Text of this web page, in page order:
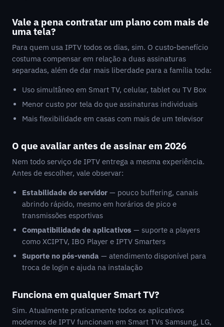
Vale a pena contratar um plano com mais de
uma tela?
Para quem usa IPTV todos os dias, sim. O custo-benefício
costuma compensar em relação a duas assinaturas
separadas, além de dar mais liberdade para a família toda:
Uso simultâneo em Smart TV, celular, tablet ou TV Box
Menor custo por tela do que assinaturas individuais
Mais flexibilidade em casas com mais de um televisor
O que avaliar antes de assinar em 2026
Nem todo serviço de IPTV entrega a mesma experiência.
Antes de escolher, vale observar:
Estabilidade do servidor — pouco buffering, canais
abrindo rápido, mesmo em horários de pico e
transmissões esportivas
Compatibilidade de aplicativos — suporte a players
como XCIPTV, IBO Player e IPTV Smarters
Suporte no pós-venda — atendimento disponível para
troca de login e ajuda na instalação
Funciona em qualquer Smart TV?
Sim. Atualmente praticamente todos os aplicativos
modernos de IPTV funcionam em Smart TVs Samsung, LG,